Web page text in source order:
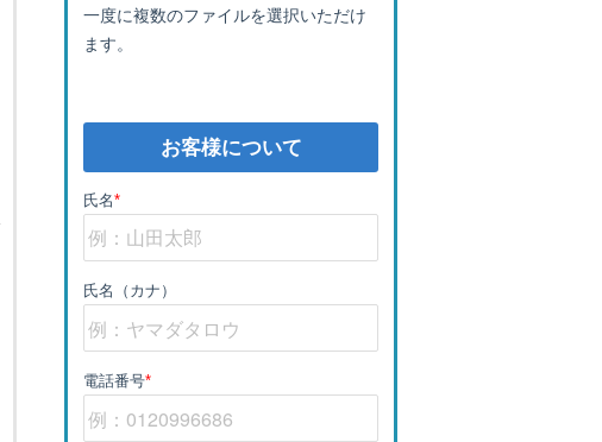
一度に複数のファイルを選択いただけ
ます。
お客様について
氏名*
氏名（カナ）
電話番号*